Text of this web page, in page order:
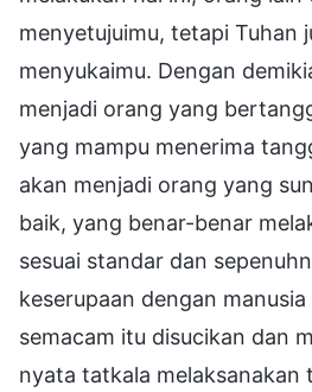
menyetujuimu, tetapi Tuhan
menyukaimu. Dengan
menjadi orang yang
yang mampu menerima
akan menjadi orang yang
baik, yang benar-benar
sesuai standar dan
keserupaan dengan
semacam itu disucikan dan
nyata tatkala melaksanakan